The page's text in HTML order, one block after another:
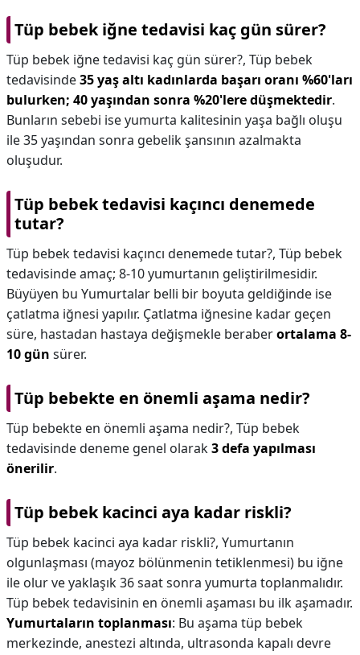
Tüp bebek iğne tedavisi kaç gün sürer?
Tüp bebek iğne tedavisi kaç gün sürer?, Tüp bebek
tedavisinde35 yaş altı kadınlarda başarı oranı %60'ları
bulurken; 40 yaşından sonra %20'lere düşmektedir.
Bunların sebebi ise yumurta kalitesinin yaşa bağlı oluşu
ile 35 yaşından sonra gebelik şansının azalmakta
oluşudur.
Tüp bebek tedavisi kaçıncı denemede
tutar?
Tüp bebek tedavisi kaçıncı denemede tutar?, Tüp bebek
tedavisinde amaç; 8-10 yumurtanın geliştirilmesidir.
Büyüyen bu Yumurtalar belli bir boyuta geldiğinde ise
çatlatma iğnesi yapılır. Çatlatma iğnesine kadar geçen
süre, hastadan hastaya değişmekle beraberortalama 8-
10 gün sürer.
Tüp bebekte en önemli aşama nedir?
Tüp bebekte en önemli aşama nedir?, Tüp bebek
tedavisinde deneme genel olarak3 defa yapılması
önerilir.
Tüp bebek kacinci aya kadar riskli?
Tüp bebek kacinci aya kadar riskli?, Yumurtanın
olgunlaşması (mayoz bölünmenin tetiklenmesi) bu iğne
ile olur ve yaklaşık 36 saat sonra yumurta toplanmalıdır.
Tüp bebek tedavisinin en önemli aşaması bu ilk aşamadır.
Yumurtaların toplanması: Bu aşama tüp bebek
merkezinde, anestezi altında, ultrasonda kapalı devre